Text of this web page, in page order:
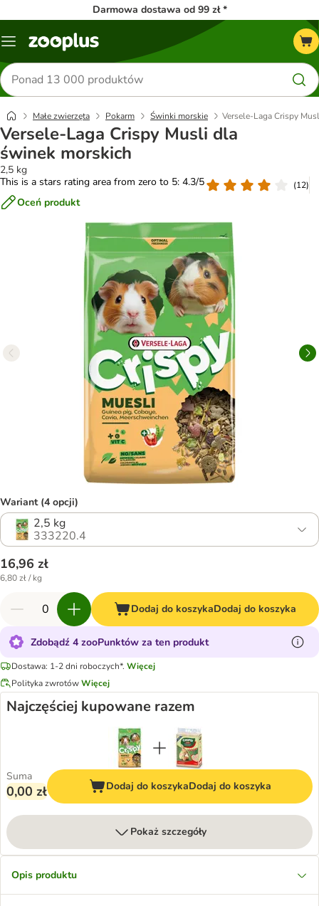
Darmowa dostawa od 99 zł *
Menu
Szukaj
produktów
Małe zwierzęta Pokarm Świnki morskie Versele-Laga Crispy
Versele-Laga Crispy Musli dla
świnek morskich
2,5 kg
This is a stars rating area from zero to 5: 4.3/5
(12)
Oceń produkt
Wariant (4 opcji)
2,5 kg
333220.4
16,96 zł
6,80 zł / kg
Dodaj do koszykaDodaj do koszyka
Zdobądź 4 zooPunktów za ten produkt
Dostawa: 1-2 dni roboczych*. Więcej
Polityka zwrotówWięcej
Najczęściej kupowane razem
Suma
0,00 zł Dodaj do koszykaDodaj do koszyka
Pokaż szczegóły
Opis produktu